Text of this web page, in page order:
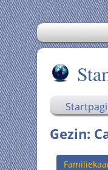
Gezin: